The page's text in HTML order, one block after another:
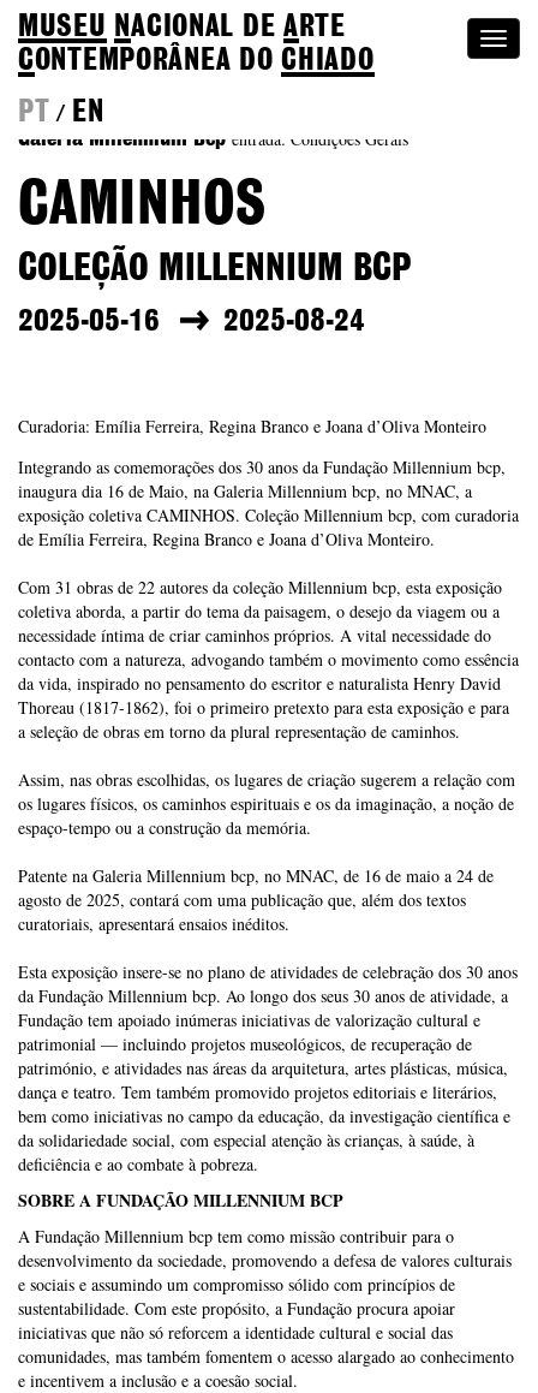
MUSEU NACIONAL DEA RTE
CONTEMPORÂNEA DOCHIADO
PT
/ EN
Galeria Millennium Bcp entrada: Condições Gerais
CAMINHOS
COLEÇÃO MILLENNIUM BCP
2025-05-16 2025-08-24
Curadoria: Emília Ferreira, Regina Branco e Joana d’Oliva Monteiro
Integrando as comemorações dos 30 anos da Fundação Millennium bcp,
inaugura dia 16 de Maio, na Galeria Millennium bcp, no MNAC, a
exposição coletiva CAMINHOS. Coleção Millennium bcp, com curadoria
de Emília Ferreira, Regina Branco e Joana d’Oliva Monteiro.
Com 31 obras de 22 autores da coleção Millennium bcp, esta exposição
coletiva aborda, a partir do tema da paisagem, o desejo da viagem ou a
necessidade íntima de criar caminhos próprios. A vital necessidade do
contacto com a natureza, advogando também o movimento como essência
da vida, inspirado no pensamento do escritor e naturalista Henry David
Thoreau (1817-1862), foi o primeiro pretexto para esta exposição e para
a seleção de obras em torno da plural representação de caminhos.
Assim, nas obras escolhidas, os lugares de criação sugerem a relação com
os lugares físicos, os caminhos espirituais e os da imaginação, a noção de
espaço-tempo ou a construção da memória.
Patente na Galeria Millennium bcp, no MNAC, de 16 de maio a 24 de
agosto de 2025, contará com uma publicação que, além dos textos
curatoriais, apresentará ensaios inéditos.
Esta exposição insere-se no plano de atividades de celebração dos 30 anos
da Fundação Millennium bcp. Ao longo dos seus 30 anos de atividade, a
Fundação tem apoiado inúmeras iniciativas de valorização cultural e
patrimonial — incluindo projetos museológicos, de recuperação de
património, e atividades nas áreas da arquitetura, artes plásticas, música,
dança e teatro. Tem também promovido projetos editoriais e literários,
bem como iniciativas no campo da educação, da investigação científica e
da solidariedade social, com especial atenção às crianças, à saúde, à
deficiência e ao combate à pobreza.
SOBRE A FUNDAÇÃO MILLENNIUM BCP
A Fundação Millennium bcp tem como missão contribuir para o
desenvolvimento da sociedade, promovendo a defesa de valores culturais
e sociais e assumindo um compromisso sólido com princípios de
sustentabilidade. Com este propósito, a Fundação procura apoiar
iniciativas que não só reforcem a identidade cultural e social das
comunidades, mas também fomentem o acesso alargado ao conhecimento
e incentivem a inclusão e a coesão social.